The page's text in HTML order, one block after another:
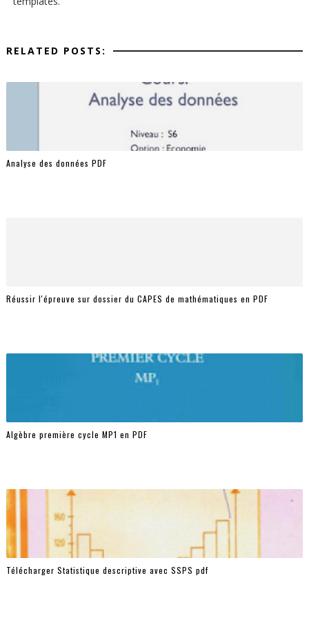
RELATED POSTS:
Analyse des données PDF
Réussir l'épreuve sur dossier du CAPES de mathématiques en PDF
Algèbre première cycle MP1 en PDF
Télécharger Statistique descriptive avec SSPS pdf